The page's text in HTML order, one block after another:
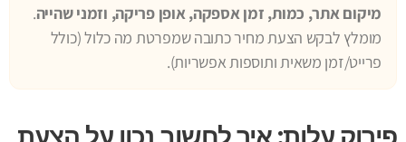
מיקום אתר, כמות, זמן אספקה, אופן פריקה, וזמני שהייה.
מומלץ לבקש הצעת מחיר כתובה שמפרטת מה כלול (כולל
פרייט/זמן משאית ותוספות אפשריות).